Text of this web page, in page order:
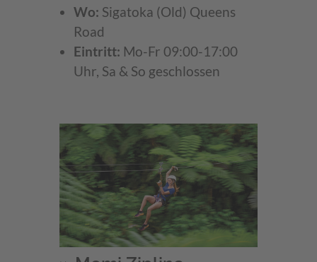
Wo: Sigatoka (Old) Queens
Road
Eintritt: Mo-Fr 09:00-17:00
Uhr, Sa & So geschlossen